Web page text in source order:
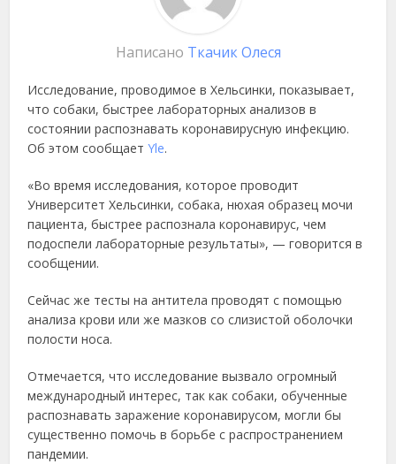
Написано Ткачик Олеся
Исследование, проводимое в Хельсинки, показывает,
что собаки, быстрее лабораторных анализов в
состоянии распознавать коронавирусную инфекцию.
Об этом сообщаетYle.
«Во время исследования, которое проводит
Университет Хельсинки, собака, нюхая образец мочи
пациента, быстрее распознала коронавирус, чем
подоспели лабораторные результаты», — говорится в
сообщении.
Сейчас же тесты на антитела проводят с помощью
анализа крови или же мазков со слизистой оболочки
полости носа.
Отмечается, что исследование вызвало огромный
международный интерес, так как собаки, обученные
распознавать заражение коронавирусом, могли бы
существенно помочь в борьбе с распространением
пандемии.